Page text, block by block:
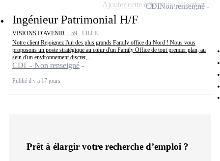
Ingénieur Patrimonial H/F
VISIONS D'AVENIR - 59 - LILLE
Notre client Rejoignez l'un des plus grands Family office du Nord ! Nous vous
proposons un poste stratégique au cœur d'un Family Office de tout premier plan, au
sein d'un environnement discret,...
CDI - Non renseigné
Publié il y a 17 jours
CDINon renseigné
Ajouter cette offre à ma sélection
Prêt à élargir votre recherche d’emploi ?